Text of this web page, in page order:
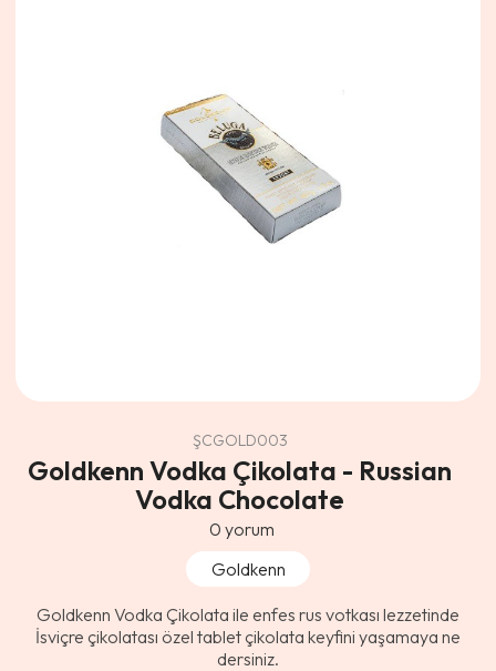
ŞCGOLD003
Goldkenn Vodka Çikolata - Russian
Vodka Chocolate
0 yorum
Goldkenn
Goldkenn Vodka Çikolata ile enfes rus votkası lezzetinde
İsviçre çikolatası özel tablet çikolata keyfini yaşamaya ne
dersiniz.